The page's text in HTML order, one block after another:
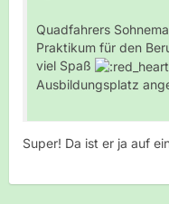
Quadfahrers
Praktikum für den
viel Spaß
Ausbildungsplatz
Super! Da ist er ja auf